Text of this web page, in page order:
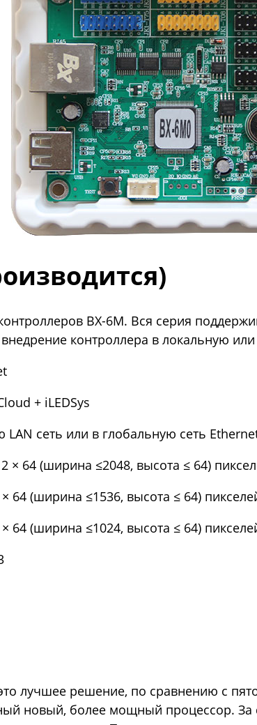
BX-6M. Вся серия
контроллера в локальную
+ iLEDSys
сеть или в глобальную сеть
× 64 (ширина ≤2048, высота ≤ 64)
64 (ширина ≤1536, высота ≤ 64)
64 (ширина ≤1024, высота ≤ 64)
лучшее решение, по сравнению с
новый, более мощный процессор.